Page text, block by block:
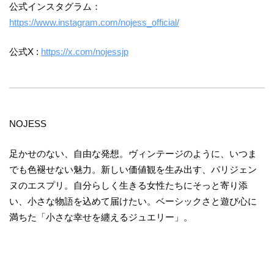
公式インスタグラム：
https://www.instagram.com/nojess_official/
公式X : https://x.com/nojessjp
NOJESS
足かせのない、自由な発想。ヴィンテージのように、いつま
でも色褪せない魅力。新しい価値観を生み出す、パリジェン
ヌのエスプリ。自分らしく生きる女性たちにそっと寄り添
い、小さな物語を込めて届けたい。ベーシックさと遊び心に
満ちた「小さな幸せを纏えるジュエリー」。